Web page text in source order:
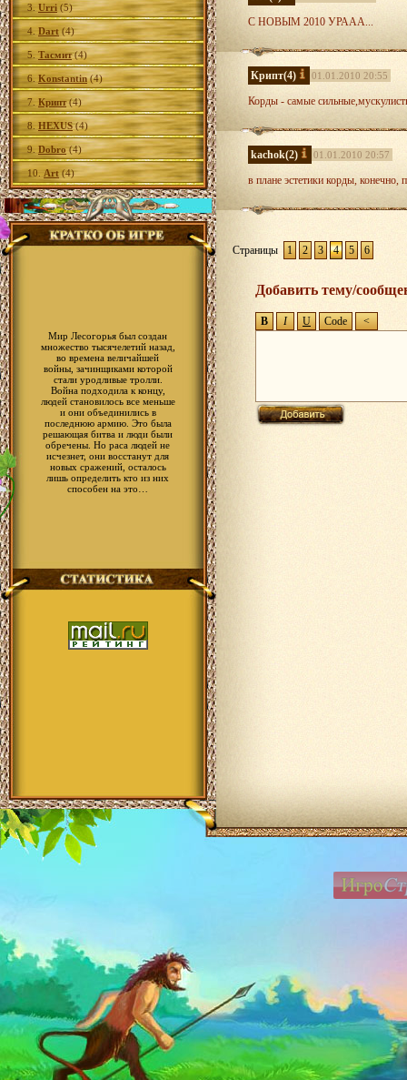
3. Urri (5)
4. Dart (4)
5. Тасмит(4)
6. Konstantin(4)
7. Крипт(4)
8. HEXUS(4)
9. Dobro(4)
10. Art (4)
Мир Лесогорья был создан
множество тысячелетий назад,
во времена величайшей
войны, зачинщиками которой
стали уродливые тролли.
Война подходила к концу,
людей становилось все меньше
и они объединились в
последнюю армию. Это была
решающая битва и люди были
обречены. Но раса людей не
исчезнет, они восстанут для
новых сражений, осталось
лишь определить кто из них
способен на это…
С НОВЫМ 2010 УРААА...
Крипт(4) 01.01.2010 20:55
Корды - самые
kachok(2) 01.01.2010 20:57
в плане эстетики корды, конечно,
Страницы 1 2 3 4 5 6
Добавить тему/